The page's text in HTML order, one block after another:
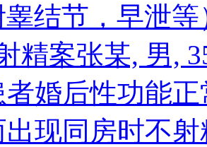
结节，早泄
案张某, 男,
婚后性功能
现同房时不